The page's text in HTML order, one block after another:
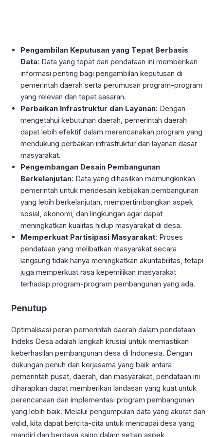
Pengambilan Keputusan yang Tepat Berbasis
Data: Data yang tepat dari pendataan ini memberikan
informasi penting bagi pengambilan keputusan di
pemerintah daerah serta perumusan program-program
yang relevan dan tepat sasaran.
Perbaikan Infrastruktur dan Layanan: Dengan
mengetahui kebutuhan daerah, pemerintah daerah
dapat lebih efektif dalam merencanakan program yang
mendukung perbaikan infrastruktur dan layanan dasar
masyarakat.
Pengembangan Desain Pembangunan
Berkelanjutan: Data yang dihasilkan memungkinkan
pemerintah untuk mendesain kebijakan pembangunan
yang lebih berkelanjutan, mempertimbangkan aspek
sosial, ekonomi, dan lingkungan agar dapat
meningkatkan kualitas hidup masyarakat di desa.
Memperkuat Partisipasi Masyarakat: Proses
pendataan yang melibatkan masyarakat secara
langsung tidak hanya meningkatkan akuntabilitas, tetapi
juga memperkuat rasa kepemilikan masyarakat
terhadap program-program pembangunan yang ada.
Penutup
Optimalisasi peran pemerintah daerah dalam pendataan
Indeks Desa adalah langkah krusial untuk memastikan
keberhasilan pembangunan desa di Indonesia. Dengan
dukungan penuh dan kerjasama yang baik antara
pemerintah pusat, daerah, dan masyarakat, pendataan ini
diharapkan dapat memberikan landasan yang kuat untuk
perencanaan dan implementasi program pembangunan
yang lebih baik. Melalui pengumpulan data yang akurat dan
valid, kita dapat bercita-cita untuk mencapai desa yang
mandiri dan berdaya saing dalam setiap aspek